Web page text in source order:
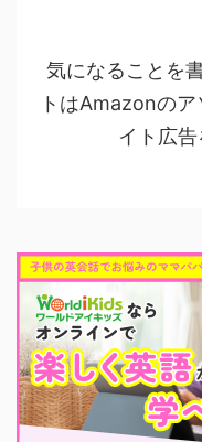
気になることを
トはAmazonの
イト広告